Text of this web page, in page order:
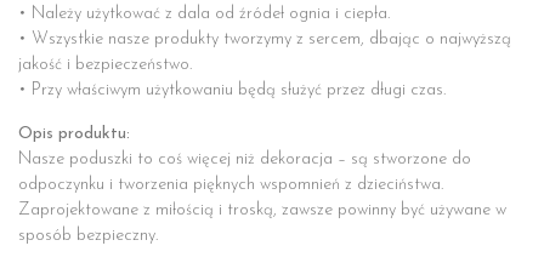
• Należy użytkować z dala od źródeł ognia i ciepła.
• Wszystkie nasze produkty tworzymy z sercem, dbając o najwyższą
jakość i bezpieczeństwo.
• Przy właściwym użytkowaniu będą służyć przez długi czas.
Opis produktu:
Nasze poduszki to coś więcej niż dekoracja – są stworzone do
odpoczynku i tworzenia pięknych wspomnień z dzieciństwa.
Zaprojektowane z miłością i troską, zawsze powinny być używane w
sposób bezpieczny.